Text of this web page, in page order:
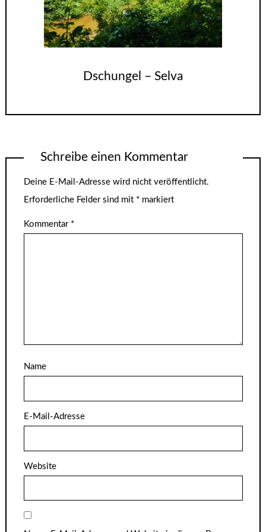
Dschungel – Selva
Schreibe einen Kommentar
Deine E-Mail-Adresse wird nicht veröffentlicht.
Erforderliche Felder sind mit *markiert
Kommentar *
Name
E-Mail-Adresse
Website